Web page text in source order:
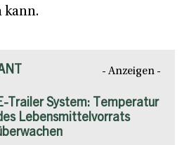
kann.
- Anzeigen -
Trailer System: Temperatur
Lebensmittelvorrats